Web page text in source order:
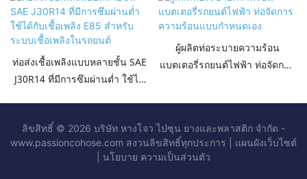
ท่อส่งเชื้อเพลิงแบบหลายชั้น SAE
J30R14 ที่มีการซึมผ่านต่ำ ใช้ได้
ผู้ผลิตท่อระบายความร้อน
แบตเตอรี่รถยนต์ไฟฟ้า ท่อจัดการ
ลิขสิทธิ์ © 2026 บริษัท หางโจว ไป่ซุน ยางและพลาสติก จำกัด -
www.passioncohose.com สงวนลิขสิทธิ์ทุกประการ |
แผนผังเว็บไซต์
นโยบาย ความเป็นส่วนตัว